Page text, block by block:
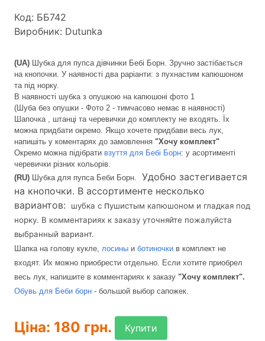
Код: ББ742
Виробник: Dutunka
(UA) Шубка для пупса дівчинки Бебі Борн. Зручно застібається
на кнопочки. У наявності два раріанти: з пухнастим капюшоном
та під норку.
В наявності шубка з опушкою на капюшоні фото 1
(Шуба без опушки - Фото 2 - тимчасово немає в наявності)
Шапочка , штанці та черевички до комплекту не входять. Їх
можна придбати окремо. Якщо хочете придбави весь лук,
напишіть у коментарях до замовлення "Хочу комплект"
Окремо можна підібрати взуття для Бебі Борн: у асортименті
черевички різних кольорів.
(RU) Шубка для пупса Беби Борн.
Удобно застегивается
на кнопочки. В ассортименте несколько
вариантов:
шубка с пушистым капюшоном и гладкая под
норку. В комментариях к заказу уточняйте пожалуйста
выбранный вариант.
Шапка на голову кукле, лосины и ботиночки в комплект не
входят. Их можно приобрести отдельно. Если хотите приобрел
весь лук, напишите в комментариях к заказу "Хочу комплект".
Обувь для Беби борн - большой выбор сапожек.
Ціна: 180 грн. Купити